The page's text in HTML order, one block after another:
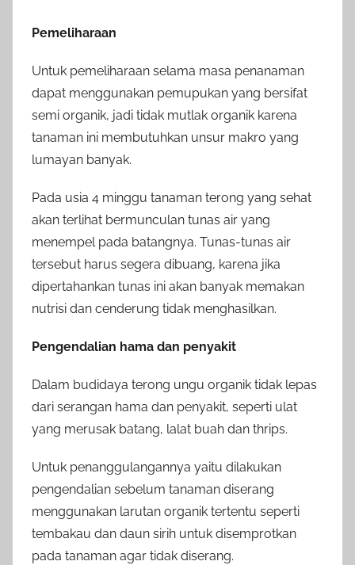
Pemeliharaan
Untuk pemeliharaan selama masa penanaman
dapat menggunakan pemupukan yang bersifat
semi organik, jadi tidak mutlak organik karena
tanaman ini membutuhkan unsur makro yang
lumayan banyak.
Pada usia 4 minggu tanaman terong yang sehat
akan terlihat bermunculan tunas air yang
menempel pada batangnya. Tunas-tunas air
tersebut harus segera dibuang, karena jika
dipertahankan tunas ini akan banyak memakan
nutrisi dan cenderung tidak menghasilkan.
Pengendalian hama dan penyakit
Dalam budidaya terong ungu organik tidak lepas
dari serangan hama dan penyakit, seperti ulat
yang merusak batang, lalat buah dan thrips.
Untuk penanggulangannya yaitu dilakukan
pengendalian sebelum tanaman diserang
menggunakan larutan organik tertentu seperti
tembakau dan daun sirih untuk disemprotkan
pada tanaman agar tidak diserang.